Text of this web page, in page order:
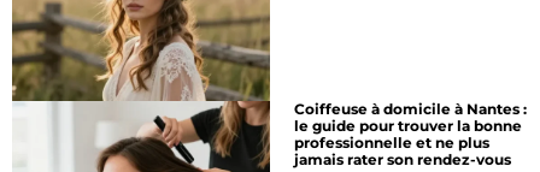
Coiffeuse à domicile à Nantes :
le guide pour trouver la bonne
professionnelle et ne plus
jamais rater son rendez-vous